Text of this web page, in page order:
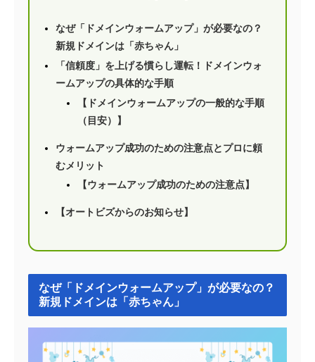
なぜ「ドメインウォームアップ」が必要なの？
新規ドメインは「赤ちゃん」
「信頼度」を上げる慣らし運転！ドメインウォ
ームアップの具体的な手順
【ドメインウォームアップの一般的な手順
（目安）】
ウォームアップ成功のための注意点とプロに頼
むメリット
【ウォームアップ成功のための注意点】
【オートビズからのお知らせ】
なぜ「ドメインウォームアップ」が必要なの？
新規ドメインは「赤ちゃん」